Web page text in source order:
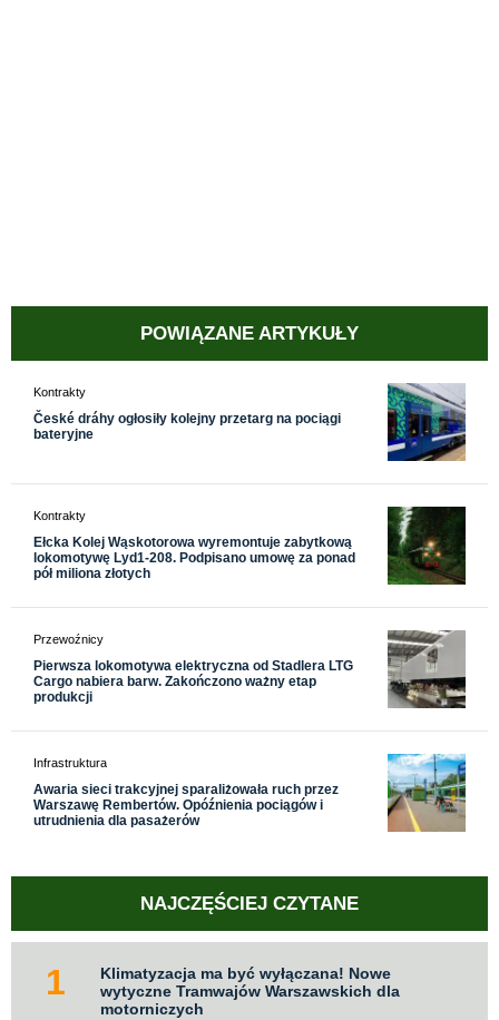
POWIĄZANE ARTYKUŁY
Kontrakty
České dráhy ogłosiły kolejny przetarg na pociągi
bateryjne
Kontrakty
Ełcka Kolej Wąskotorowa wyremontuje zabytkową
lokomotywę Lyd1-208. Podpisano umowę za ponad
pół miliona złotych
Przewoźnicy
Pierwsza lokomotywa elektryczna od Stadlera LTG
Cargo nabiera barw. Zakończono ważny etap
produkcji
Infrastruktura
Awaria sieci trakcyjnej sparaliżowała ruch przez
Warszawę Rembertów. Opóźnienia pociągów i
utrudnienia dla pasażerów
NAJCZĘŚCIEJ CZYTANE
Klimatyzacja ma być wyłączana! Nowe
wytyczne Tramwajów Warszawskich dla
motorniczych